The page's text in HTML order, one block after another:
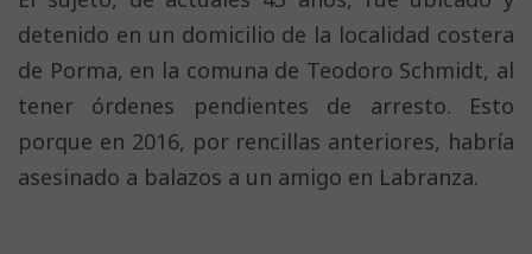
detenido en un domicilio de la localidad costera
de Porma, en la comuna de Teodoro Schmidt, al
tener órdenes pendientes de arresto. Esto
porque en 2016, por rencillas anteriores, habría
asesinado a balazos a un amigo en Labranza.